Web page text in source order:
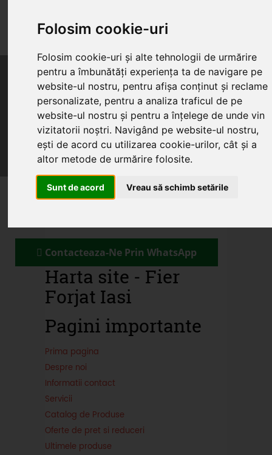
Folosim cookie-uri
Folosim cookie-uri și alte tehnologii de urmărire
pentru a îmbunătăți experiența ta de navigare pe
website-ul nostru, pentru afișa conținut și reclame
personalizate, pentru a analiza traficul de pe
website-ul nostru și pentru a înțelege de unde vin
vizitatorii noștri. Navigând pe website-ul nostru,
ești de acord cu utilizarea cookie-urilor, cât și a
altor metode de urmărire folosite.
Sunt de acord Vreau să schimb setările
Suna 0745.578.165
Home Produse Reduceri
Servicii
Articole utile
Cont utilizator
Contacteaza-Ne Prin WhatsApp
Harta site - Fier
Forjat Iasi
Pagini importante
Prima pagina
Despre noi
Informatii contact
Servicii
Catalog de Produse
Oferte de pret si reduceri
Ultimele produse